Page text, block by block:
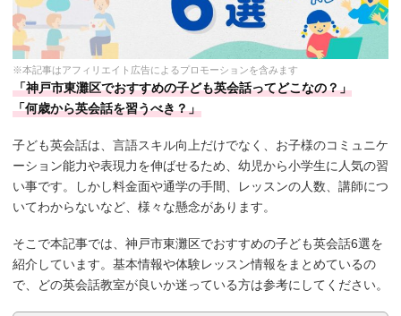
※本記事はアフィリエイト広告によるプロモーションを含みます
「神戸市東灘区でおすすめの子ども英会話ってどこなの？」
「何歳から英会話を習うべき？」
子ども英会話は、言語スキル向上だけでなく、お子様のコミュニケ
ーション能力や表現力を伸ばせるため、幼児から小学生に人気の習
い事です。しかし料金面や通学の手間、レッスンの人数、講師につ
いてわからないなど、様々な懸念があります。
そこで本記事では、神戸市東灘区でおすすめの子ども英会話6選を
紹介しています。基本情報や体験レッスン情報をまとめているの
で、どの英会話教室が良いか迷っている方は参考にしてください。